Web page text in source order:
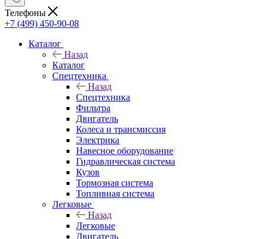
Телефоны
+7 (499) 450-90-08
Каталог
Назад
Каталог
Спецтехника
Назад
Спецтехника
Фильтра
Двигатель
Колеса и трансмиссия
Электрика
Навесное оборудование
Гидравлическая система
Кузов
Тормозная система
Топливная система
Легковые
Назад
Легковые
Двигатель